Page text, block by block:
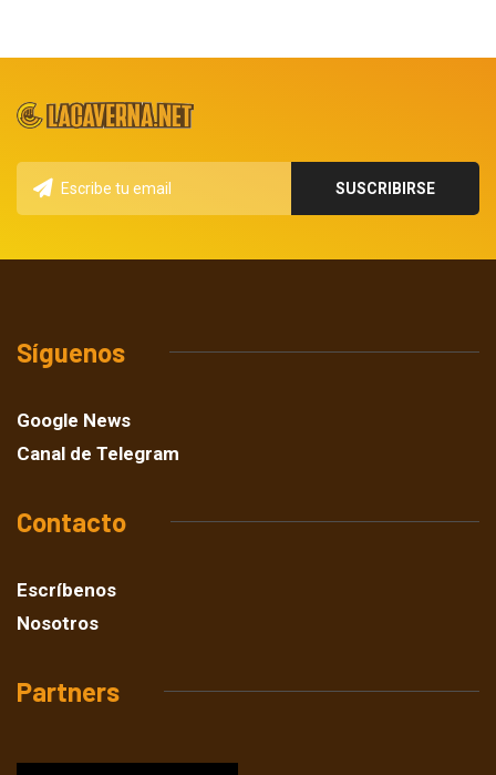
Síguenos
Google News
Canal de Telegram
Contacto
Escríbenos
Nosotros
Partners